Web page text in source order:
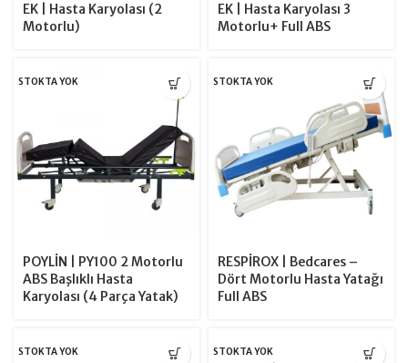
EK | Hasta Karyolası (2
Motorlu)
EK | Hasta Karyolası 3
Motorlu+ Full ABS
STOKTA YOK
POYLİN | PY100 2 Motorlu
ABS Başlıklı Hasta
Karyolası (4 Parça Yatak)
STOKTA YOK
RESPİROX | Bedcares –
Dört Motorlu Hasta Yatağı
Full ABS
STOKTA YOK STOKTA YOK